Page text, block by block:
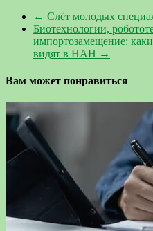
← Слёт молодых
Биотехнологии,
импортозамещение:
видят в НАН →
Вам может понравиться